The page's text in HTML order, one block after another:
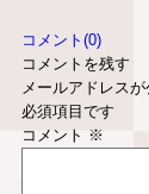
コメント(0)
コメントを残す
メールアドレス
必須項目です
コメント ※